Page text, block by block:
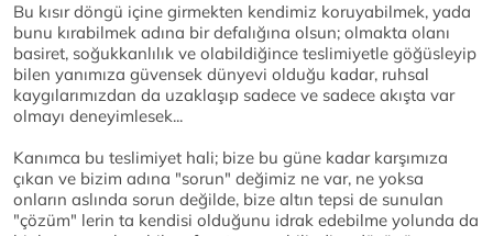
Bu kısır döngü içine girmekten kendimiz koruyabilmek, yada
bunu kırabilmek adına bir defalığına olsun; olmakta olanı
basiret, soğukkanlılık ve olabildiğince teslimiyetle göğüsleyip
bilen yanımıza güvensek dünyevi olduğu kadar, ruhsal
kaygılarımızdan da uzaklaşıp sadece ve sadece akışta var
olmayı deneyimlesek...
Kanımca bu teslimiyet hali; bize bu güne kadar karşımıza
çıkan ve bizim adına "sorun" değimiz ne var, ne yoksa
onların aslında sorun değilde, bize altın tepsi de sunulan
"çözüm" lerin ta kendisi olduğunu idrak edebilme yolunda da